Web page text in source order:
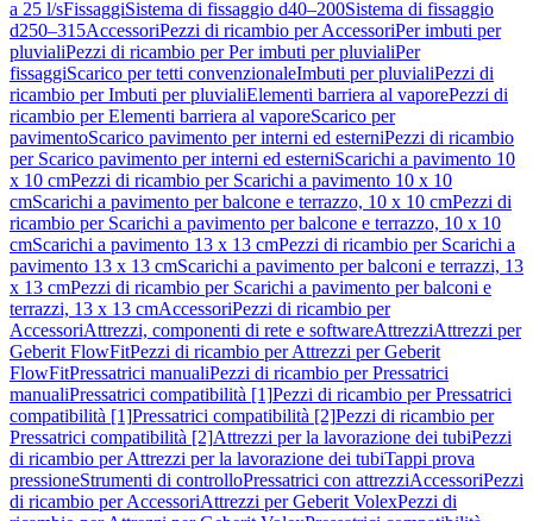
a 25 l/sFissaggiSistema di fissaggio d40–200Sistema di fissaggio
d250–315AccessoriPezzi di ricambio per AccessoriPer imbuti per
pluvialiPezzi di ricambio per Per imbuti per pluvialiPer
fissaggiScarico per tetti convenzionaleImbuti per pluvialiPezzi di
ricambio per Imbuti per pluvialiElementi barriera al vaporePezzi di
ricambio per Elementi barriera al vaporeScarico per
pavimentoScarico pavimento per interni ed esterniPezzi di ricambio
per Scarico pavimento per interni ed esterniScarichi a pavimento 10
x 10 cmPezzi di ricambio per Scarichi a pavimento 10 x 10
cmScarichi a pavimento per balcone e terrazzo, 10 x 10 cmPezzi di
ricambio per Scarichi a pavimento per balcone e terrazzo, 10 x 10
cmScarichi a pavimento 13 x 13 cmPezzi di ricambio per Scarichi a
pavimento 13 x 13 cmScarichi a pavimento per balconi e terrazzi, 13
x 13 cmPezzi di ricambio per Scarichi a pavimento per balconi e
terrazzi, 13 x 13 cmAccessoriPezzi di ricambio per
AccessoriAttrezzi, componenti di rete e softwareAttrezziAttrezzi per
Geberit FlowFitPezzi di ricambio per Attrezzi per Geberit
FlowFitPressatrici manualiPezzi di ricambio per Pressatrici
manualiPressatrici compatibilità [1]Pezzi di ricambio per Pressatrici
compatibilità [1]Pressatrici compatibilità [2]Pezzi di ricambio per
Pressatrici compatibilità [2]Attrezzi per la lavorazione dei tubiPezzi
di ricambio per Attrezzi per la lavorazione dei tubiTappi prova
pressioneStrumenti di controlloPressatrici con attrezziAccessoriPezzi
di ricambio per AccessoriAttrezzi per Geberit VolexPezzi di